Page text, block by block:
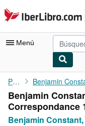
Pasar al contenido
IberLibro.com
Menú
Mi cuenta
Consultar mis pedidos
Búsqueda avanzada
Portada
Benjamin
Correspondance
Benjamin